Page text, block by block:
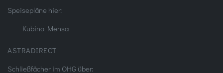
Speisepläne hier:
Kubino Mensa
ASTRADIRECT
Schließfächer im OHG über: